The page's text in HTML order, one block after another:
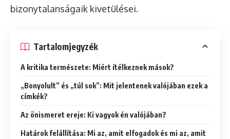
bizonytalanságaik kivetülései.
Tartalomjegyzék
A kritika természete: Miért ítélkeznek mások?
„Bonyolult” és „túl sok”: Mit jelentenek valójában ezek a
címkék?
Az önismeret ereje: Ki vagyok én valójában?
Határok felállítása: Mi az, amit elfogadok és mi az, amit